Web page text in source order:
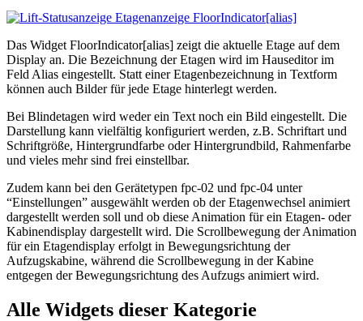
Das Widget FloorIndicator[alias] zeigt die aktuelle Etage auf dem
Display an. Die Bezeichnung der Etagen wird im Hauseditor im
Feld Alias eingestellt. Statt einer Etagenbezeichnung in Textform
können auch Bilder für jede Etage hinterlegt werden.
Bei Blindetagen wird weder ein Text noch ein Bild eingestellt. Die
Darstellung kann vielfältig konfiguriert werden, z.B. Schriftart und
Schriftgröße, Hintergrundfarbe oder Hintergrundbild, Rahmenfarbe
und vieles mehr sind frei einstellbar.
Zudem kann bei den Gerätetypen fpc-02 und fpc-04 unter
“Einstellungen” ausgewählt werden ob der Etagenwechsel animiert
dargestellt werden soll und ob diese Animation für ein Etagen- oder
Kabinendisplay dargestellt wird. Die Scrollbewegung der Animation
für ein Etagendisplay erfolgt in Bewegungsrichtung der
Aufzugskabine, während die Scrollbewegung in der Kabine
entgegen der Bewegungsrichtung des Aufzugs animiert wird.
Alle Widgets dieser Kategorie